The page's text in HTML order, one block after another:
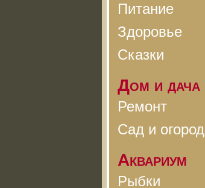
Питание
Здоровье
Сказки
Дом и дача
Ремонт
Сад и огород
Аквариум
Рыбки